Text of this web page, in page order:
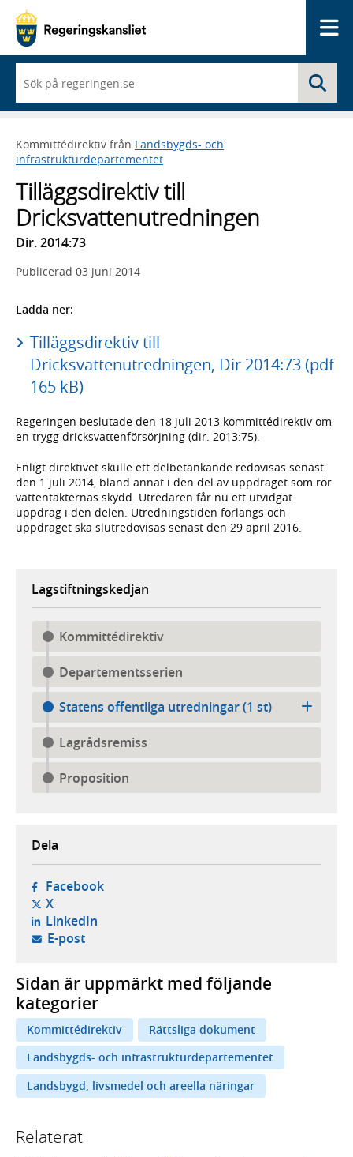
du
börjar
skriva
framträder
en
med
sökförslag
Kommittédirektiv från Landsbygds- och
infrastrukturdepartementet
Tilläggsdirektiv till
Dricksvattenutredningen
Dir. 2014:73
Publicerad 03 juni 2014
Ladda ner:
Tilläggsdirektiv till
Dricksvattenutredningen, Dir 2014:73 (pdf
165 kB)
Regeringen beslutade den 18 juli 2013 kommittédirektiv om
en trygg dricksvattenförsörjning (dir. 2013:75).
Enligt direktivet skulle ett delbetänkande redovisas senast
den 1 juli 2014, bland annat i den del av uppdraget som rör
vattentäkternas skydd. Utredaren får nu ett utvidgat
uppdrag i den delen. Utredningstiden förlängs och
uppdraget ska slutredovisas senast den 29 april 2016.
Lagstiftningskedjan
Kommittédirektiv
Departementsserien
Statens offentliga utredningar (1 st)
Lagrådsremiss
Proposition
Dela
Facebook- öppnas i ny flik, extern webbplats,
X- öppnas i ny flik, extern webbplats,
LinkedIn- öppnas i ny flik, extern webbplats,
E-post- öppnar din e-postklient,
Sidan är uppmärkt med följande
kategorier
Kommittédirektiv
Rättsliga dokument
Landsbygds- och infrastrukturdepartementet
Landsbygd, livsmedel och areella näringar
Relaterat